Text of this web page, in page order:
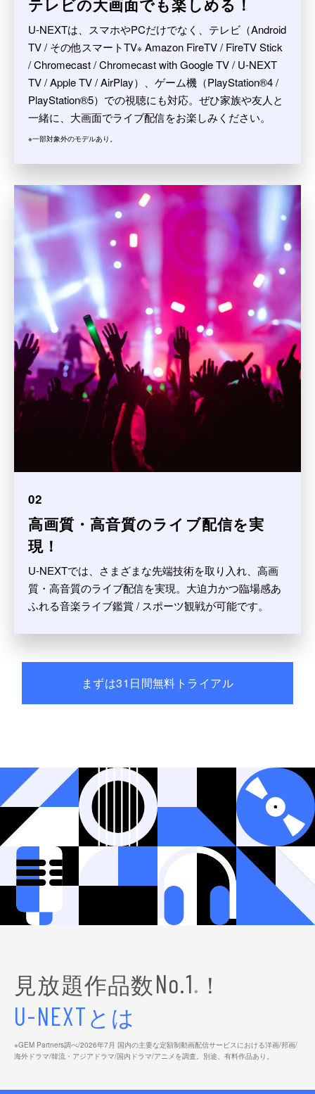
テレビの大画面でも楽しめる！
U-NEXTは、スマホやPCだけでなく、テレビ（Android
TV / その他スマートTV※ Amazon FireTV / FireTV Stick
/ Chromecast / Chromecast with Google TV / U-NEXT
TV / Apple TV / AirPlay）、ゲーム機（PlayStation®4 /
PlayStation®5）での視聴にも対応。ぜひ家族や友人と
一緒に、大画面でライブ配信をお楽しみください。
※一部対象外のモデルあり。
02
高画質・高音質のライブ配信を実
現！
U-NEXTでは、さまざまな先端技術を取り入れ、高画
質・高音質のライブ配信を実現。大迫力かつ臨場感あ
ふれる音楽ライブ鑑賞 / スポーツ観戦が可能です。
まずは31日間無料トライアル
見放題作品数No.1 ※ ！
U-NEXTとは
※GEM Partners調べ/2026年7⽉ 国内の主要な定額制動画配信サービスにおける洋画/邦画/
海外ドラマ/韓流・アジアドラマ/国内ドラマ/アニメを調査。別途、有料作品あり。